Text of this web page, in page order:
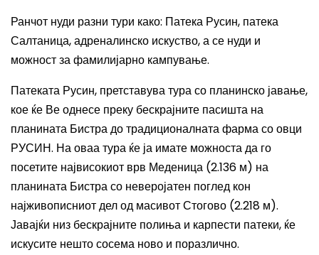
Ранчот нуди разни тури како: Патека Русин, патека
Салтаница, адреналинско искуство, а се нуди и
можност за фамилијарно кампување.
Патеката Русин, претставува тура со планинско јавање,
кое ќе Ве однесе преку бескрајните пасишта на
планината Бистра до традиционалната фарма со овци
РУСИН. На оваа тура ќе ја имате можноста да го
посетите највисокиот врв Меденица (2.136 м) на
планината Бистра со неверојатен поглед кон
најживописниот дел од масивот Стогово (2.218 м).
Јавајќи низ бескрајните полиња и карпести патеки, ќе
искусите нешто сосема ново и поразлично.